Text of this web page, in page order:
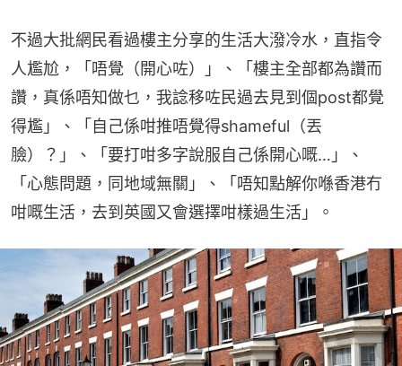
不過大批網民看過樓主分享的生活大潑冷水，直指令
人尷尬，「唔覺（開心咗）」、「樓主全部都為讚而
讚，真係唔知做乜，我諗移咗民過去見到個post都覺
得尷」、「自己係咁推唔覺得shameful（丟
臉）？」、「要打咁多字說服自己係開心嘅…」、
「心態問題，同地域無關」、「唔知點解你喺香港冇
咁嘅生活，去到英國又會選擇咁樣過生活」。